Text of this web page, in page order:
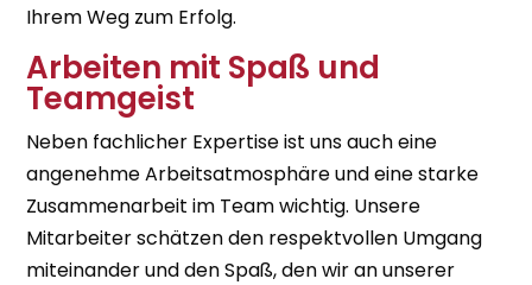
Ihrem Weg zum Erfolg.
Arbeiten mit Spaß und
Teamgeist
Neben fachlicher Expertise ist uns auch eine
angenehme Arbeitsatmosphäre und eine starke
Zusammenarbeit im Team wichtig. Unsere
Mitarbeiter schätzen den respektvollen Umgang
miteinander und den Spaß, den wir an unserer